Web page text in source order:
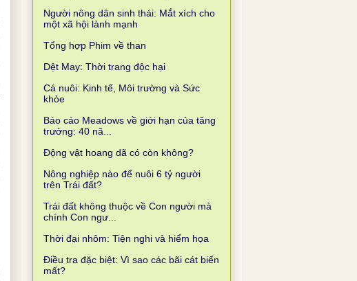
Người nông dân sinh thái: Mắt xích cho
một xã hội lành mạnh
Tổng hợp Phim về than
Dệt May: Thời trang độc hại
Cá nuôi: Kinh tế, Môi trường và Sức
khỏe
Báo cáo Meadows về giới hạn của tăng
trưởng: 40 nă...
Động vật hoang dã có còn không?
Nông nghiệp nào để nuôi 6 tỷ người
trên Trái đất?
Trái đất không thuộc về Con người mà
chính Con ngư...
Thời đại nhôm: Tiện nghi và hiểm họa
Điều tra đặc biệt: Vì sao các bãi cát biến
mất?